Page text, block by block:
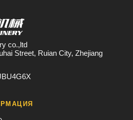
co.,ltd
Street, Ruian City, Zhejiang